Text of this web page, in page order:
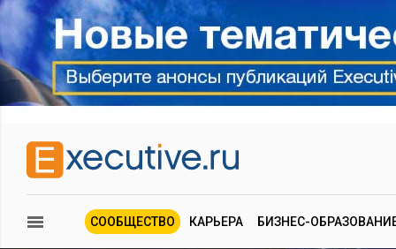
СООБЩЕСТВО КАРЬЕРА БИЗНЕС-